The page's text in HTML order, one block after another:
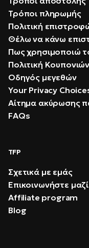
Τρόποι πληρωμής
Πολιτική
Θέλω να κάνω
Πως χρησιμοποιώ
Πολιτική Κουπονιών
Οδηγός μεγεθών
Your Privacy
Αίτημα ακύρωσης
FAQs
TFP
Σχετικά με εμάς
Επικοινωνήστε
Affiliate program
Blog